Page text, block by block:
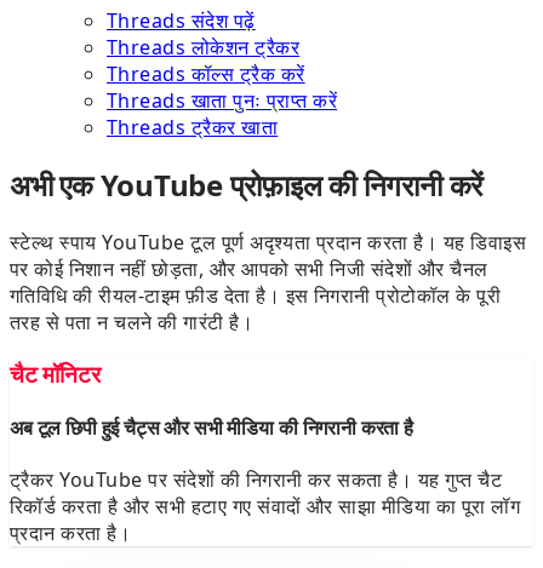
Threads संदेश पढ़ें
Threads लोकेशन ट्रैकर
Threads कॉल्स ट्रैक करें
Threads खाता पुनः प्राप्त करें
Threads ट्रैकर खाता
अभी एक YouTube प्रोफ़ाइल की निगरानी करें
स्टेल्थ स्पाय YouTube टूल पूर्ण अदृश्यता प्रदान करता है। यह डिवाइस
पर कोई निशान नहीं छोड़ता, और आपको सभी निजी संदेशों और चैनल
गतिविधि की रीयल-टाइम फ़ीड देता है। इस निगरानी प्रोटोकॉल के पूरी
तरह से पता न चलने की गारंटी है।
चैट मॉनिटर
अब टूल छिपी हुई चैट्स और सभी मीडिया की निगरानी करता है
ट्रैकर YouTube पर संदेशों की निगरानी कर सकता है। यह गुप्त चैट
रिकॉर्ड करता है और सभी हटाए गए संवादों और साझा मीडिया का पूरा लॉग
प्रदान करता है।